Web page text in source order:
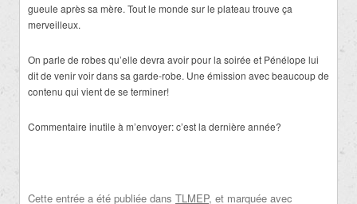
gueule après sa mère. Tout le monde sur le plateau trouve ça
merveilleux.
On parle de robes qu’elle devra avoir pour la soirée et Pénélope lui
dit de venir voir dans sa garde-robe. Une émission avec beaucoup de
contenu qui vient de se terminer!
Commentaire inutile à m’envoyer: c’est la dernière année?
Cette entrée a été publiée dans TLMEP, et marquée avec